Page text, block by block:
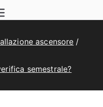
ascensore
semestrale?